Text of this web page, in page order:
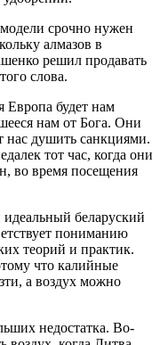
срочно нужен
алмазов в
решил продавать
слова.
Европа будет нам
нам от Бога. Они
нас душить санкциями.
тот час, когда они
во время посещения
идеальный беларуский
пониманию
теорий и практик.
что калийные
а воздух можно
недостатка. Во-